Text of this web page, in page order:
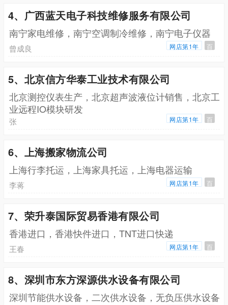
4、广西蓝天电子科技维修服务有限公司
南宁家电维修，南宁空调制冷维修，南宁电子仪器
曾成良 网店第1年 百
5、北京信方华泰工业技术有限公司
北京测控仪表生产，北京超声波液位计销售，北京工
业远程IO模块研发
张 网店第1年 百
6、上海搬家物流公司
上海行李托运，上海家具托运，上海电器运输
李蒋 网店第1年 百
7、荣升泰国际贸易香港有限公司
香港进口，香港快件进口，TNT进口快递
王春 网店第1年 百
8、深圳市东方深源供水设备有限公司
深圳节能供水设备，二次供水设备，无负压供水设备